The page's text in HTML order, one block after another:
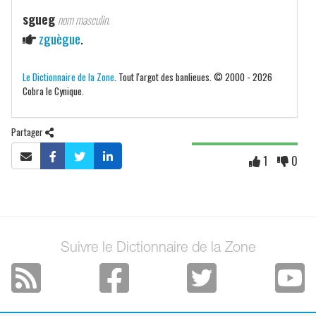
sgueg nom masculin.
zguègue.
Le Dictionnaire de la Zone . Tout l'argot des banlieues. © 2000 - 2026
Cobra le Cynique.
Partager
1 0
Suivre le Dictionnaire de la Zone